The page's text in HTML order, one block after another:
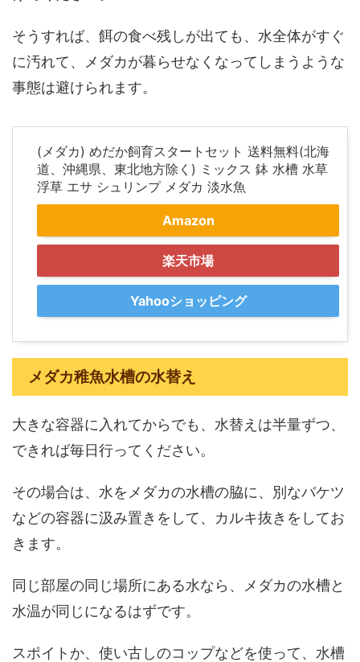
そうすれば、餌の食べ残しが出ても、水全体がすぐ
に汚れて、メダカが暮らせなくなってしまうような
事態は避けられます。
(メダカ) めだか飼育スタートセット 送料無料(北海
道、沖縄県、東北地方除く) ミックス 鉢 水槽 水草
浮草 エサ シュリンプ メダカ 淡水魚
Amazon
楽天市場
Yahooショッピング
メダカ稚魚水槽の水替え
大きな容器に入れてからでも、水替えは半量ずつ、
できれば毎日行ってください。
その場合は、水をメダカの水槽の脇に、別なバケツ
などの容器に汲み置きをして、カルキ抜きをしてお
きます。
同じ部屋の同じ場所にある水なら、メダカの水槽と
水温が同じになるはずです。
スポイトか、使い古しのコップなどを使って、水槽